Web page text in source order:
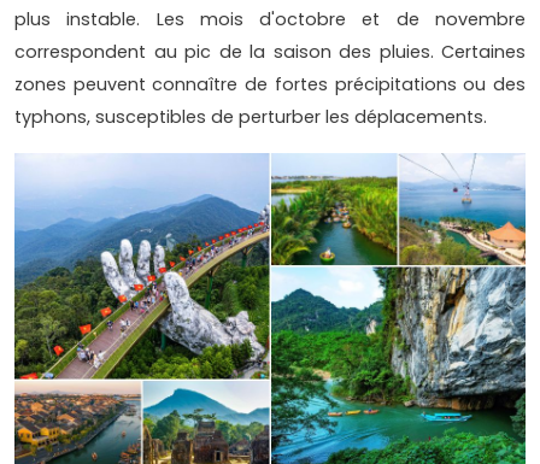
plus instable. Les mois d'octobre et de novembre
correspondent au pic de la saison des pluies. Certaines
zones peuvent connaître de fortes précipitations ou des
typhons, susceptibles de perturber les déplacements.